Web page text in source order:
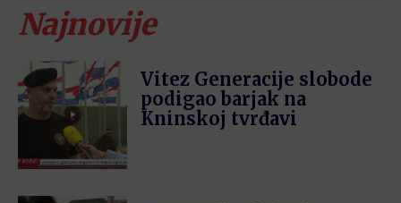
Najnovije
Vitez Generacije slobode
podigao barjak na
Kninskoj tvrđavi